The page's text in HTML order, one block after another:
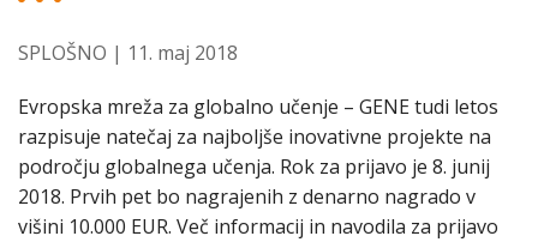
SPLOŠNO | 11. maj 2018
Evropska mreža za globalno učenje – GENE tudi letos
razpisuje natečaj za najboljše inovativne projekte na
področju globalnega učenja. Rok za prijavo je 8. junij
2018. Prvih pet bo nagrajenih z denarno nagrado v
višini 10.000 EUR. Več informacij in navodila za prijavo